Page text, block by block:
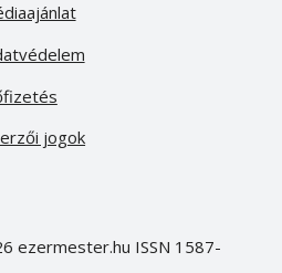
jogok
ezermester.hu ISSN 1587-